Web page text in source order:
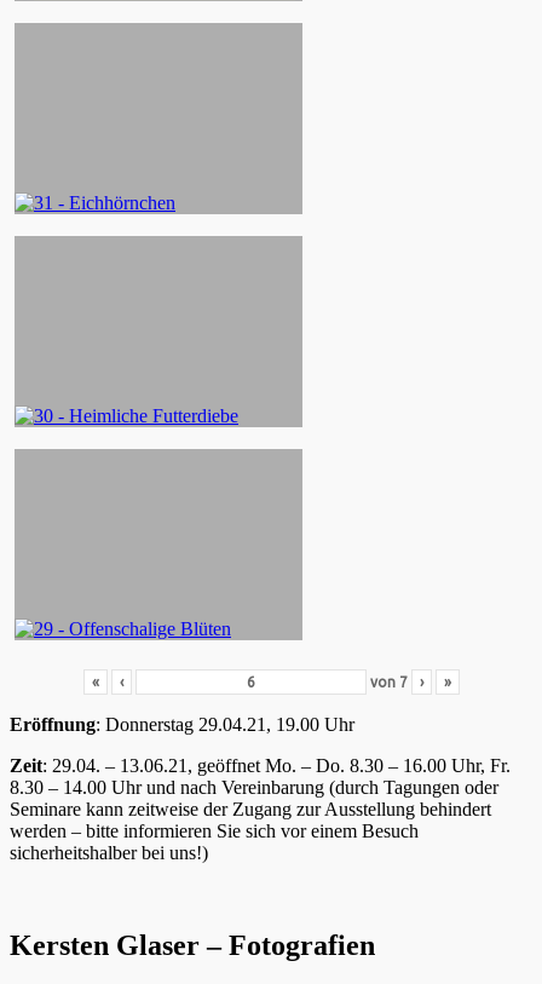
« ‹ von 7 › »
Eröffnung: Donnerstag 29.04.21, 19.00 Uhr
Zeit: 29.04. – 13.06.21, geöffnet Mo. – Do. 8.30 – 16.00 Uhr, Fr.
8.30 – 14.00 Uhr und nach Vereinbarung (durch Tagungen oder
Seminare kann zeitweise der Zugang zur Ausstellung behindert
werden – bitte informieren Sie sich vor einem Besuch
sicherheitshalber bei uns!)
Kersten Glaser – Fotografien